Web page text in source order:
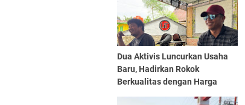
Dua Aktivis Luncurkan Usaha
Baru, Hadirkan Rokok
Berkualitas dengan Harga